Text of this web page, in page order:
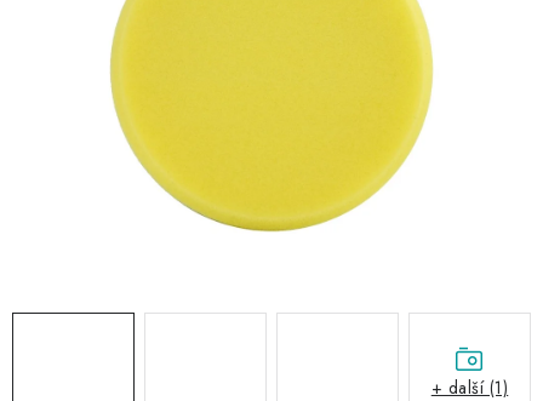
NAŠE SLUŽBY
KONTAKTY
PRODÁVANÉ ZNAČKY
+ další (1)